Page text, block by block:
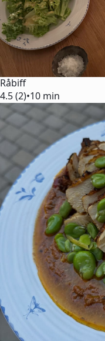
Råbiff
4.5 (2)•10 min